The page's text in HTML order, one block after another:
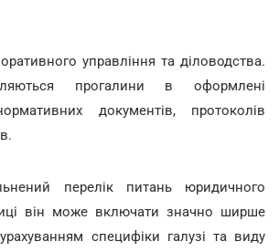
управління та діловодства.
прогалини в оформлені
документів, протоколів
перелік питань юридичного
він може включати значно ширше
специфіки галузі та виду